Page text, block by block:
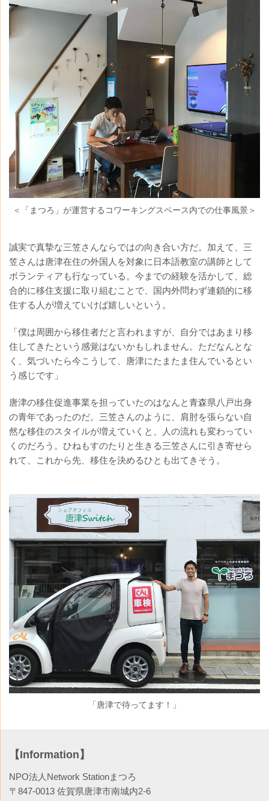
＜「まつろ」が運営するコワーキングスペース内での仕事風景＞
誠実で真摯な三笠さんならではの向き合い方だ。加えて、三
笠さんは唐津在住の外国人を対象に日本語教室の講師として
ボランティアも行なっている。今までの経験を活かして、総
合的に移住支援に取り組むことで、国内外問わず連鎖的に移
住する人が増えていけば嬉しいという。
「僕は周囲から移住者だと言われますが、自分ではあまり移
住してきたという感覚はないかもしれません。ただなんとな
く、気づいたら今こうして、唐津にたまたま住んでいるとい
う感じです」
唐津の移住促進事業を担っていたのはなんと青森県八戸出身
の青年であったのだ。三笠さんのように、肩肘を張らない自
然な移住のスタイルが増えていくと、人の流れも変わってい
くのだろう。ひねもすのたりと生きる三笠さんに引き寄せら
れて、これから先、移住を決めるひとも出てきそう。
「唐津で待ってます！」
【Information】
NPO法人Network Stationまつろ
〒847-0013 佐賀県唐津市南城内2‐6